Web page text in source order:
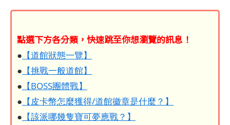
點選下方各分類，快速跳至你想瀏覽的訊息！
● 【道館狀態一覽】
● 【挑戰一般道館】
● 【BOSS團體戰】
● 【皮卡幣怎麼獲得/道館徽章是什麼？】
● 【該派哪幾隻寶可夢應戰？】